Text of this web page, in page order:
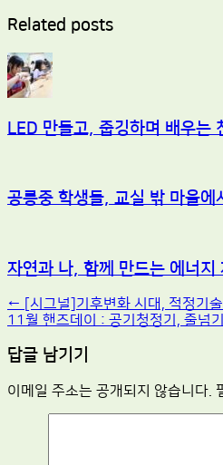
Related posts
LED 만들고, 줍깅하며 배우는
공릉중 학생들, 교실 밖 마을에
자연과 나, 함께 만드는 에너
Post
navigation
←
[시그널]기후변화 시대, 적정기
11월 핸즈데이 : 공기청정기, 줄넘
답글 남기기
이메일 주소는 공개되지 않습니다.